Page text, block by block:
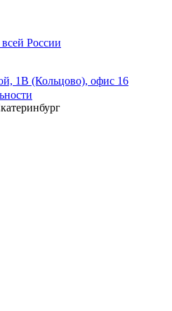
России
1В (Кольцово), офис 16